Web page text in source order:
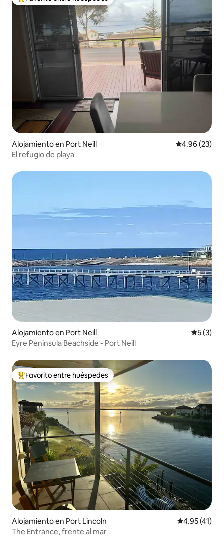
Favorito entre huéspedes preferido
Alojamiento en Port Neill Calificación
4.96 (23)
El refugio de playa
Alojamiento en Port Neill
5 (3)
Eyre Peninsula Beachside - Port Neill
Favorito entre huéspedes preferido
Favorito entre huéspedes
Alojamiento en Port Lincoln Calificación
4.95 (41)
The Entrance, frente al mar